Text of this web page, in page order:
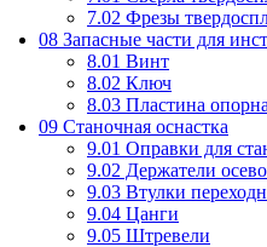
7.02 Фрезы
08 Запасные части для
8.01 Винт
8.02 Ключ
8.03 Пластина
09 Станочная оснастка
9.01 Оправки для
9.02 Держатели
9.03 Втулки
9.04 Цанги
9.05 Штревели